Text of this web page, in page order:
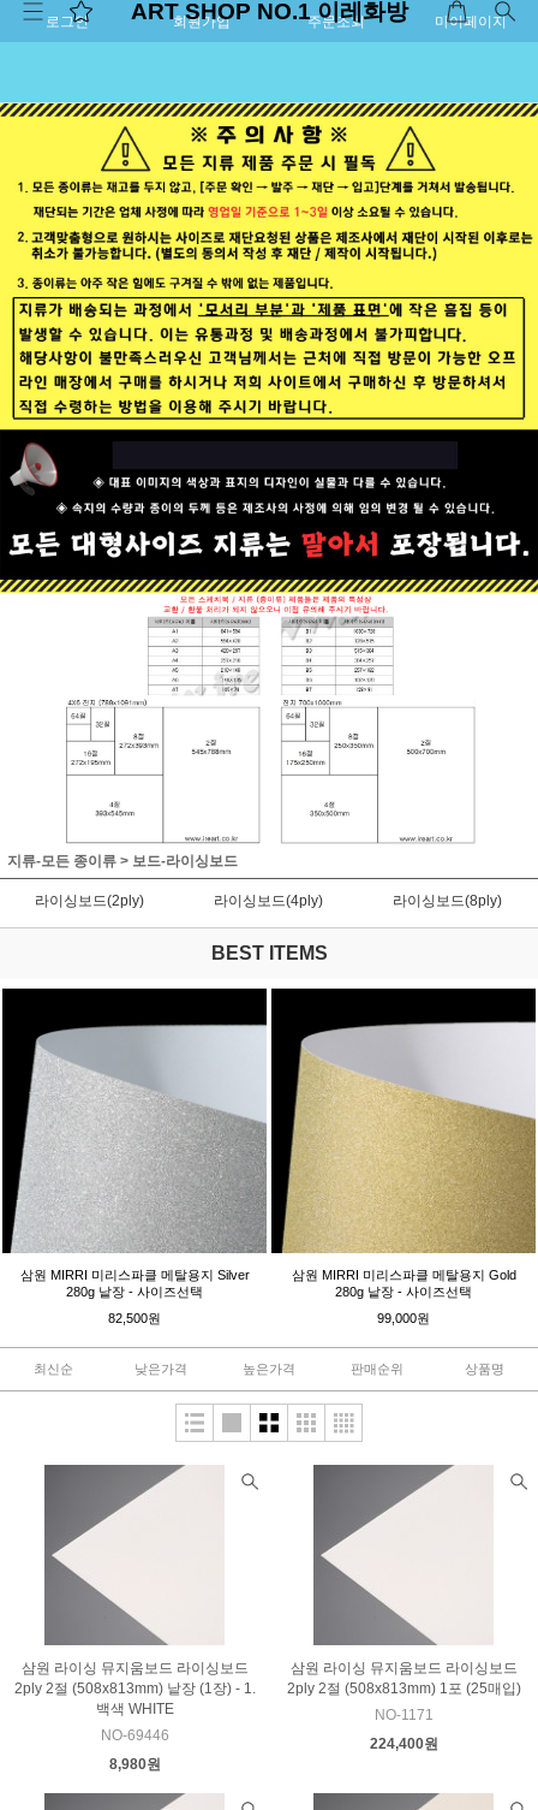
로그인 회원가입 주문조회 마이페이지
ART SHOP NO.1 이레화방
지류-모든 종이류 > 보드-라이싱보드
라이싱보드(2ply) 라이싱보드(4ply) 라이싱보드(8ply)
BEST ITEMS
삼원 MIRRI 미리스파클 메탈용지 Silver
280g 낱장 - 사이즈선택
82,500원
삼원 MIRRI 미리스파클 메탈용지 Gold
280g 낱장 - 사이즈선택
99,000원
최신순 낮은가격 높은가격 판매순위 상품명
삼원 라이싱 뮤지움보드 라이싱보드
2ply 2절 (508x813mm) 낱장 (1장) - 1.
백색 WHITE
NO-69446
8,980원
삼원 라이싱 뮤지움보드 라이싱보드
2ply 2절 (508x813mm) 1포 (25매입)
NO-1171
224,400원